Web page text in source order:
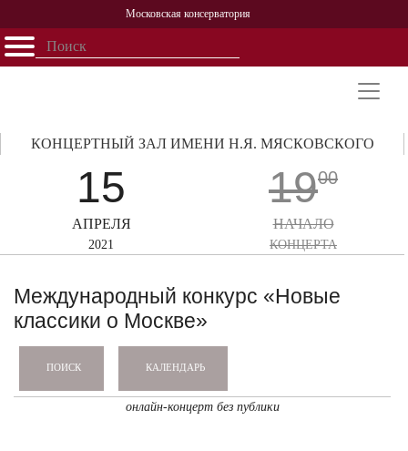
Московская консерватория
Открыть - закрыть
Персоналии
История
15
АПРЕЛЯ
2021
КОНЦЕРТНЫЙ ЗАЛ ИМЕНИ Н.Я. МЯСКОВСКОГО
1900
НАЧАЛО
КОНЦЕРТА
Международный конкурс «Новые
классики о Москве»
ПОИСК КАЛЕНДАРЬ
онлайн-концерт без публики